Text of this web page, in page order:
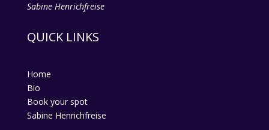
Sabine Henrichfreise
QUICK LINKS
Home
Bio
Book your spot
Sabine Henrichfreise